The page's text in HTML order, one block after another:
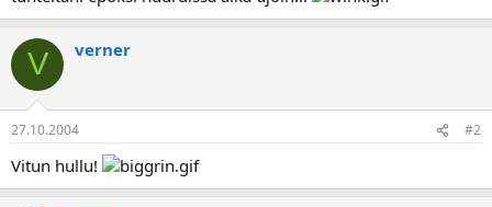
t
a
j
a
V verner
27.10.2004 #2
Vitun hullu!